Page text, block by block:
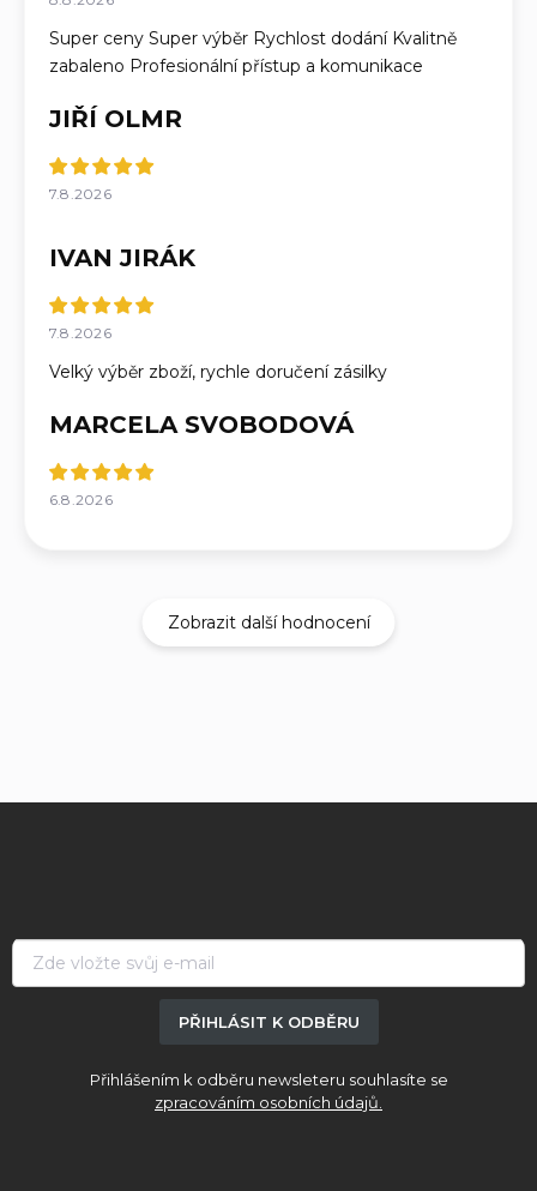
Super ceny Super výběr Rychlost dodání Kvalitně
zabaleno Profesionální přístup a komunikace
JIŘÍ OLMR
7.8.2026
IVAN JIRÁK
7.8.2026
Velký výběr zboží, rychle doručení zásilky
MARCELA SVOBODOVÁ
6.8.2026
Zobrazit další hodnocení
PŘIHLÁSIT K ODBĚRU
Přihlášením k odběru newsleteru souhlasíte se
zpracováním osobních údajů.